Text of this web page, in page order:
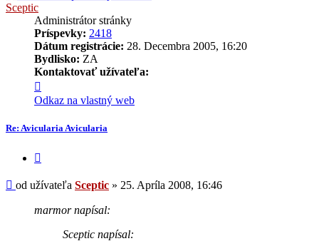
Sceptic
Administrátor stránky
Príspevky: 2418
Dátum registrácie: 28. Decembra 2005, 16:20
Bydlisko: ZA
Kontaktovať užívateľa:
informácie
užívateľa
-
Sceptic
Odkaz na vlastný web
Re: Avicularia Avicularia
Príspevok
od užívateľa Sceptic » 25. Apríla 2008, 16:46
marmor napísal:
Sceptic napísal: